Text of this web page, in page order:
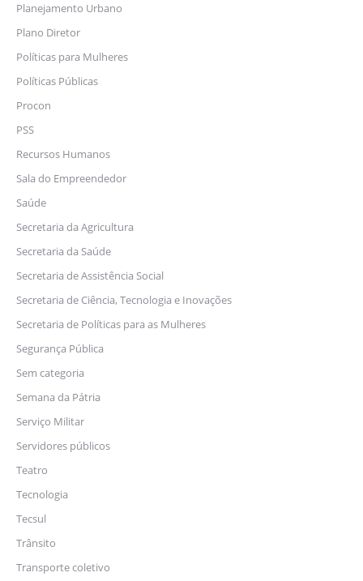
Planejamento Urbano
Plano Diretor
Políticas para Mulheres
Políticas Públicas
Procon
PSS
Recursos Humanos
Sala do Empreendedor
Saúde
Secretaria da Agricultura
Secretaria da Saúde
Secretaria de Assistência Social
Secretaria de Ciência, Tecnologia e Inovações
Secretaria de Políticas para as Mulheres
Segurança Pública
Sem categoria
Semana da Pátria
Serviço Militar
Servidores públicos
Teatro
Tecnologia
Tecsul
Trânsito
Transporte coletivo